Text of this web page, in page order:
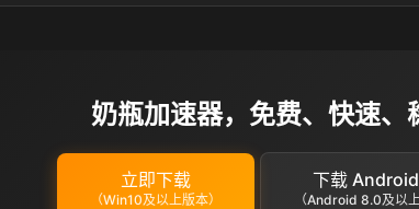
奶瓶加速器，免费、快速、
立即下载
（Win10及以上版本）
下载
（Android 8.0及以上